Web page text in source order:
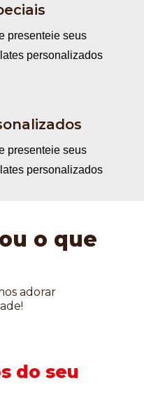
presenteie seus
personalizados
presenteie seus
personalizados
o que
adorar
do seu